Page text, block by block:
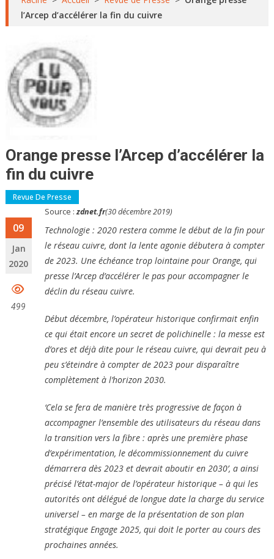
l’Arcep d’accélérer la fin du cuivre
Orange presse l’Arcep d’accélérer la
fin du cuivre
Revue De Presse
09
Jan
2020
499
Source :zdnet.fr(30 décembre 2019)
Technologie : 2020 restera comme le début de la fin pour
le réseau cuivre, dont la lente agonie débutera à compter
de 2023. Une échéance trop lointaine pour Orange, qui
presse l’Arcep d’accélérer le pas pour accompagner le
déclin du réseau cuivre.
Début décembre, l’opérateur historique confirmait enfin
ce qui était encore un secret de polichinelle : la messe est
d’ores et déjà dite pour le réseau cuivre, qui devrait peu à
peu s’éteindre à compter de 2023 pour disparaître
complètement à l’horizon 2030.
‘Cela se fera de manière très progressive de façon à
accompagner l’ensemble des utilisateurs du réseau dans
la transition vers la fibre : après une première phase
d’expérimentation, le décommissionnement du cuivre
démarrera dès 2023 et devrait aboutir en 2030’, a ainsi
précisé l’état-major de l’opérateur historique – à qui les
autorités ont délégué de longue date la charge du service
universel – en marge de la présentation de son plan
stratégique Engage 2025, qui doit le porter au cours des
prochaines années.